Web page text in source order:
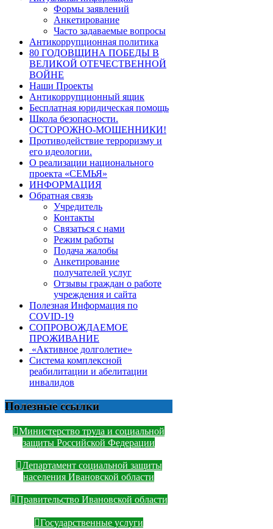
Формы заявлений
Анкетирование
Часто задаваемые вопросы
Антикоррупционная политика
80 ГОДОВЩИНА ПОБЕДЫ В
ВЕЛИКОЙ ОТЕЧЕСТВЕННОЙ
ВОЙНЕ
Наши Проекты
Антикоррупционный ящик
Бесплатная юридическая помощь
Школа безопасности.
ОСТОРОЖНО-МОШЕННИКИ!
Противодействие терроризму и
его идеологии.
О реализации национального
проекта «СЕМЬЯ»
ИНФОРМАЦИЯ
Обратная связь
Учредитель
Контакты
Связаться с нами
Режим работы
Подача жалобы
Анкетирование
получателей услуг
Отзывы граждан о работе
учреждения и сайта
Полезная Информация по
COVID-19
СОПРОВОЖДАЕМОЕ
ПРОЖИВАНИЕ
«Активное долголетие»
Система комплексной
реабилитации и абелитации
инвалидов
Полезные ссылки
Министерство труда и социальной
защиты Российской Федерации
Департамент социальной защиты
населения Ивановской области
Правительство Ивановской области
Государственные услуги